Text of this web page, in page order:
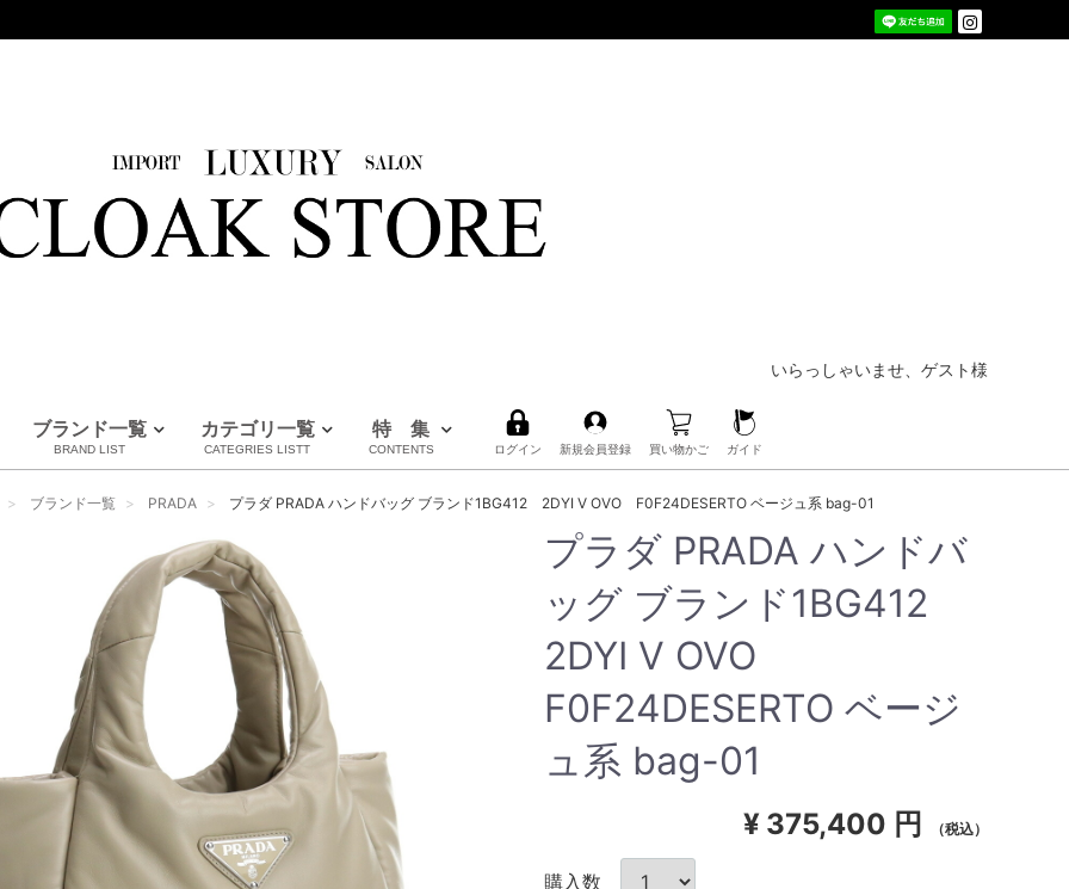
いらっしゃいませ、ゲスト様
ブランド一覧
BRAND LIST
エルメス
ルイヴィトン
バーバリー
プラダ
フェンディ
メゾンマルジェラ
シャネル
エムエムシックス
マルニ
全てのブランドを見る
カテゴリ一覧
CATEGRIES LISTT
特 集
CONTENTS ログイン 新規会員登録 買い物かご ガイド
ブランド一覧 PRADA プラダ PRADA ハンドバッグ ブランド1BG412 2DYI V OVO F0F24DESERTO ベージュ系 bag-01
プラダ PRADA ハンドバ
ッグ ブランド1BG412
2DYI V OVO
F0F24DESERTO ベージ
ュ系 bag-01
¥ 375,400 円 （税込）
購入数